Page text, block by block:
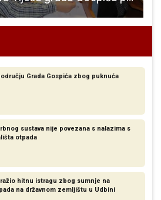
Grada Gospića zbog puknuća
sustava nije povezana s nalazima s
otpada
hitnu istragu zbog sumnje na
na državnom zemljištu u Udbini